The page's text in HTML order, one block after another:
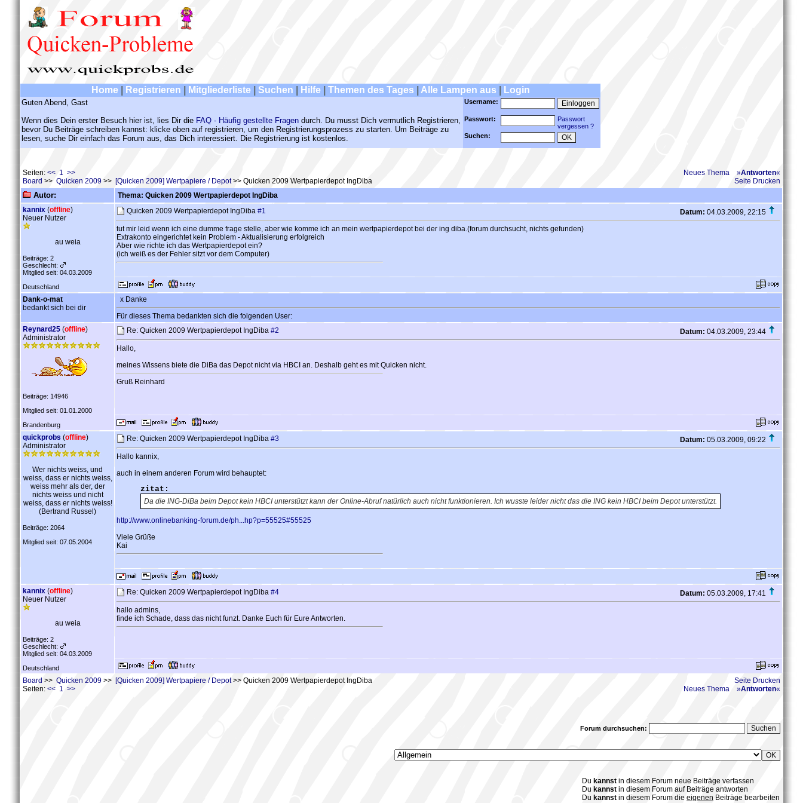
Home Registrieren Mitgliederliste Suchen Hilfe Themen des Tages Alle Lampen aus Login
Guten Abend, Gast
Wenn dies Dein erster Besuch hier ist, lies Dir die FAQ - Häufig gestellte Fragen durch. Du musst Dich vermutlich Registrieren,
bevor Du Beiträge schreiben kannst: klicke oben auf registrieren, um den Registrierungsprozess zu starten. Um Beiträge zu
lesen, suche Dir einfach das Forum aus, das Dich interessiert. Die Registrierung ist kostenlos.
Username:
Passwort:
Passwort
vergessen ?
Suchen:
Seiten: << 1 >>
Board >> Quicken 2009 >> [Quicken 2009] Wertpapiere / Depot>> Quicken 2009 Wertpapierdepot IngDiba
Neues Thema »Antworten«
Seite Drucken
Autor:
Thema: Quicken 2009 Wertpapierdepot IngDiba
kannix (offline)
Neuer Nutzer
au weia
Beiträge: 2
Geschlecht:
Mitglied seit: 04.03.2009
Deutschland
Quicken 2009 Wertpapierdepot IngDiba #1 Datum: 04.03.2009, 22:15
tut mir leid wenn ich eine dumme frage stelle, aber wie komme ich an mein wertpapierdepot bei der ing diba.(forum durchsucht, nichts gefunden)
Extrakonto eingerichtet kein Problem - Aktualisierung erfolgreich
Aber wie richte ich das Wertpapierdepot ein?
(ich weiß es der Fehler sitzt vor dem Computer)
Dank-o-mat
bedankt sich bei dir
x Danke
Für dieses Thema bedankten sich die folgenden User:
Reynard25 (offline)
Administrator
Beiträge: 14946
Mitglied seit: 01.01.2000
Brandenburg
Re: Quicken 2009 Wertpapierdepot IngDiba #2 Datum: 04.03.2009, 23:44
Hallo,
meines Wissens biete die DiBa das Depot nicht via HBCI an. Deshalb geht es mit Quicken nicht.
Gruß Reinhard
quickprobs (offline)
Administrator
Wer nichts weiss, und
weiss, dass er nichts weiss,
weiss mehr als der, der
nichts weiss und nicht
weiss, dass er nichts weiss!
(Bertrand Russel)
Beiträge: 2064
Mitglied seit: 07.05.2004
Re: Quicken 2009 Wertpapierdepot IngDiba #3 Datum: 05.03.2009, 09:22
Hallo kannix,
auch in einem anderen Forum wird behauptet:
zitat:
Da die ING-DiBa beim Depot kein HBCI unterstützt kann der Online-Abruf natürlich auch nicht funktionieren. Ich wusste leider nicht das die ING kein HBCI beim Depot unterstützt.
http://www.onlinebanking-forum.de/ph...hp?p=55525#55525
Viele Grüße
Kai
kannix (offline)
Neuer Nutzer
au weia
Beiträge: 2
Geschlecht:
Mitglied seit: 04.03.2009
Deutschland
Re: Quicken 2009 Wertpapierdepot IngDiba #4 Datum: 05.03.2009, 17:41
hallo admins,
finde ich Schade, dass das nicht funzt. Danke Euch für Eure Antworten.
Board >> Quicken 2009 >> [Quicken 2009] Wertpapiere / Depot>> Quicken 2009 Wertpapierdepot IngDiba
Seiten: << 1 >>
Seite Drucken
Neues Thema
»Antworten«
Forum durchsuchen:
Du kannst in diesem Forum neue Beiträge verfassen
Du kannst in diesem Forum auf Beiträge antworten
Du kannst in diesem Forum die eigenen Beiträge bearbeiten